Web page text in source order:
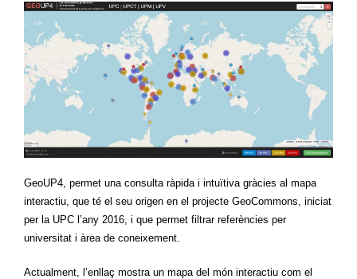
GeoUP4, permet una consulta ràpida i intuïtiva gràcies al mapa
interactiu, que té el seu origen en el projecte GeoCommons, iniciat
per la UPC l’any 2016, i que permet filtrar referències per
universitat i àrea de coneixement.
Actualment, l’enllaç mostra un mapa del món interactiu com el